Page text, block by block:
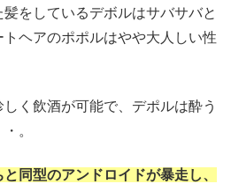
をしているデボルはサバサバと
ヘアのポポルはやや大人しい性
く飲酒が可能で、デポルは酔う
。
同型のアンドロイドが暴走し、